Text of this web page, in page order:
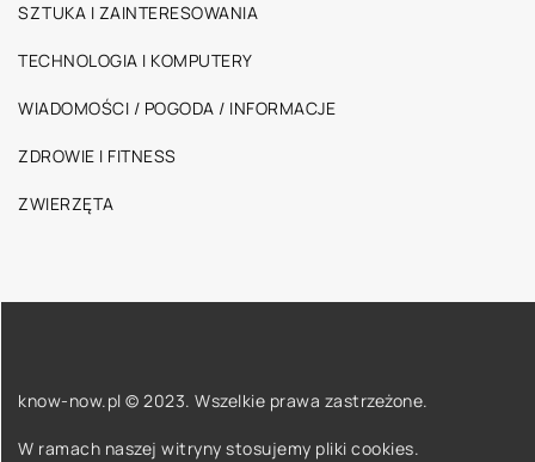
SZTUKA I ZAINTERESOWANIA
TECHNOLOGIA I KOMPUTERY
WIADOMOŚCI / POGODA / INFORMACJE
ZDROWIE I FITNESS
ZWIERZĘTA
know-now.pl © 2023. Wszelkie prawa zastrzeżone.
W ramach naszej witryny stosujemy pliki cookies.